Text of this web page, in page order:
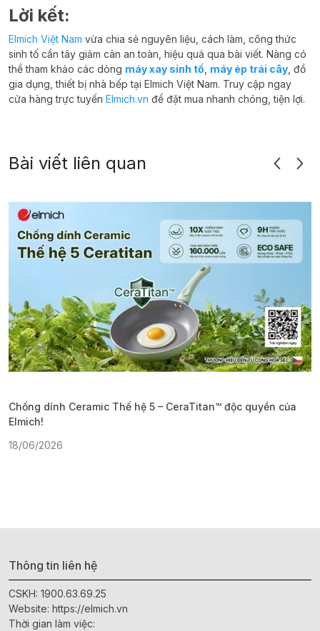
Lời kết:
Elmich Việt Nam vừa chia sẻ nguyên liệu, cách làm, công thức
sinh tố cần tây giảm cân an toàn, hiệu quả qua bài viết. Nàng có
thể tham khảo các dòng máy xay sinh tố máy ép trái cây , đồ
gia dụng, thiết bị nhà bếp tại Elmich Việt Nam. Truy cập ngay
cửa hàng trực tuyến Elmich.vn để đặt mua nhanh chóng, tiện lợi.
Bài viết liên quan
Chống dính Ceramic Thế hệ 5 – CeraTitan™ độc quyền của
Elmich!
18/06/2026
Thông tin liên hệ
CSKH: 1900.63.69.25
Website: https://elmich.vn
Thời gian làm việc: